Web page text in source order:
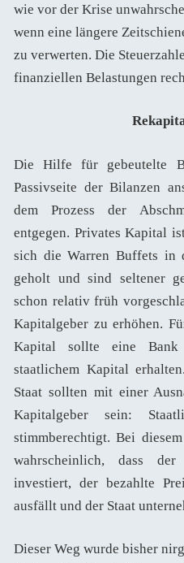
wie vor der Krise
wenn eine längere
zu verwerten. Die
finanziellen Belastungen
Die Hilfe für gebeutelte
Passivseite der Bilanzen
dem Prozess der
entgegen. Privates Kapital
sich die Warren Buffets in
geholt und sind seltener
schon relativ früh
Kapitalgeber zu erhöhen.
Kapital sollte eine
staatlichem Kapital
Staat sollten mit einer
Kapitalgeber sein:
stimmberechtigt. Bei
wahrscheinlich, dass
investiert, der bezahlte
ausfällt und der Staat
Dieser Weg wurde bisher